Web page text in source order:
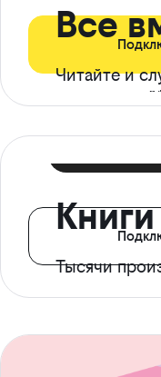
Все
Читайте и
Книги
Тысячи
с доступом